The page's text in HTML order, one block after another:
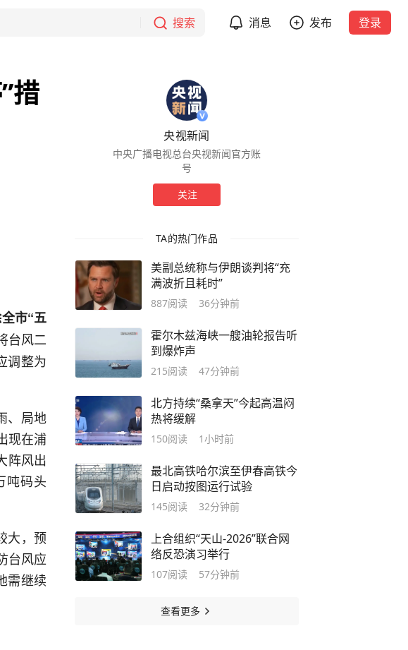
搜索 消息 发布 登录
措
市“五
台风二
调整为
、局地
现在浦
阵风出
吨码头
大，预
台风应
需继续
央视新闻
中央广播电视总台央视新闻官方账
号
关注
TA的热门作品
美副总统称与伊朗谈判将“充
满波折且耗时”
887阅读 36分钟前
霍尔木兹海峡一艘油轮报告听
到爆炸声
215阅读 47分钟前
北方持续“桑拿天”今起高温闷
热将缓解
150阅读 1小时前
最北高铁哈尔滨至伊春高铁今
日启动按图运行试验
145阅读 32分钟前
上合组织“天山-2026”联合网
络反恐演习举行
107阅读 57分钟前
查看更多